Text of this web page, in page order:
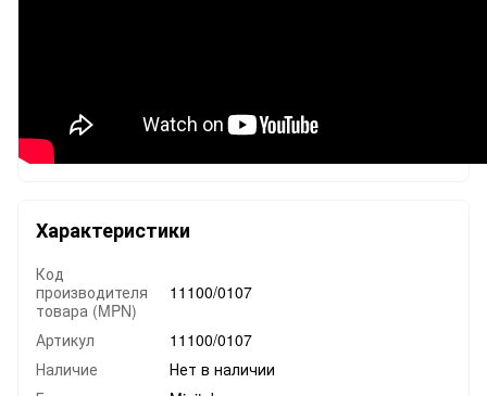
Характеристики
Код
производителя
товара (MPN)
11100/0107
Артикул
11100/0107
Наличие
Нет в наличии